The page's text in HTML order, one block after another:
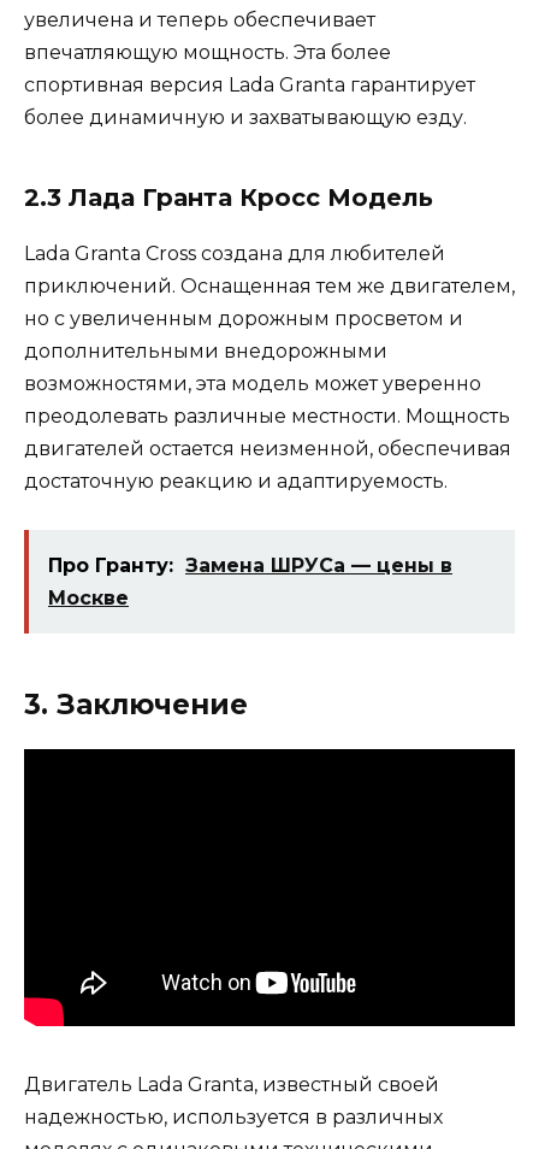
увеличена и теперь обеспечивает
впечатляющую мощность. Эта более
спортивная версия Lada Granta гарантирует
более динамичную и захватывающую езду.
2.3 Лада Гранта Кросс Модель
Lada Granta Cross создана для любителей
приключений. Оснащенная тем же двигателем,
но с увеличенным дорожным просветом и
дополнительными внедорожными
возможностями, эта модель может уверенно
преодолевать различные местности. Мощность
двигателей остается неизменной, обеспечивая
достаточную реакцию и адаптируемость.
Про Гранту: Замена ШРУСа — цены в
Москве
3. Заключение
Двигатель Lada Granta, известный своей
надежностью, используется в различных